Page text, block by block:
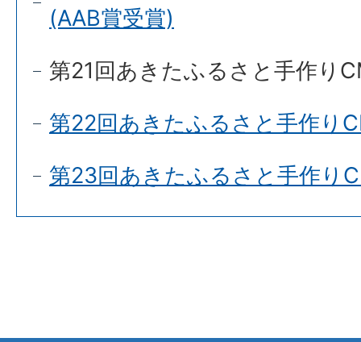
(AAB賞受賞)
第21回あきたふるさと手作り
第22回あきたふるさと手作り
第23回あきたふるさと手作り